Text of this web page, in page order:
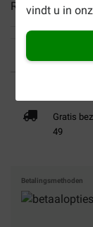
vindt u in
Reviews
Tot 40%
Gratis
49
Betalingsmethoden